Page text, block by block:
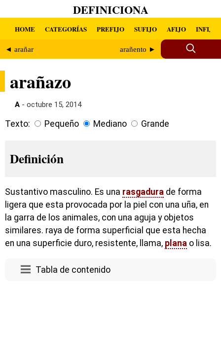
DEFINICIONA
HOME CATEGORÍAS PREFIJO SUFIJO AFIJO INFIJO
◄ arañar arañento ►
arañazo
A - octubre 15, 2014
Texto: Pequeño Mediano Grande
Definición
Sustantivo masculino. Es una rasgadura de forma
ligera que esta provocada por la piel con una uña, en
la garra de los animales, con una aguja y objetos
similares. raya de forma superficial que esta hecha
en una superficie duro, resistente, llama, plana o lisa.
Tabla de contenido